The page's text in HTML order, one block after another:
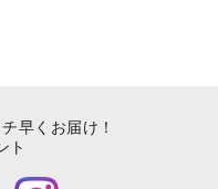
早くお届け！
ト